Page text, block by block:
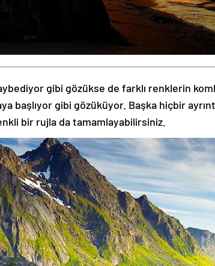
gibi gözükse de farklı renklerin
başlıyor gibi gözüküyor. Başka hiçbir
bir rujla da tamamlayabilirsiniz.